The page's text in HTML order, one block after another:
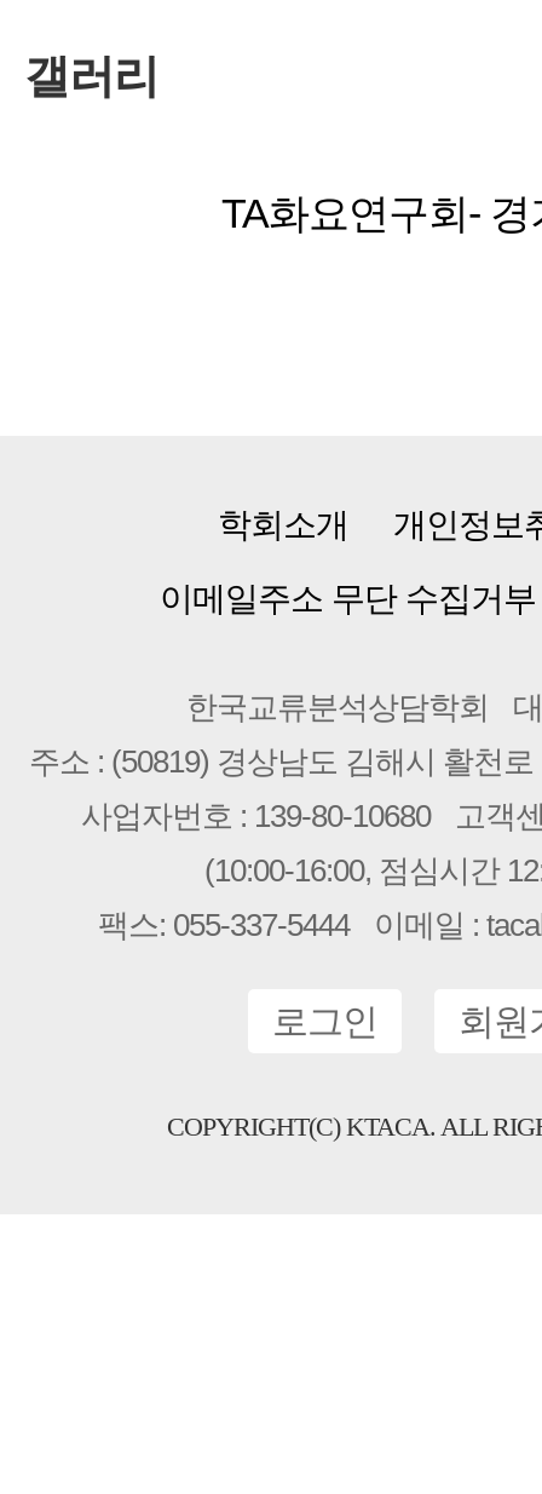
갤러리
TA화요연구회-
학회소개
개인정보
이메일주소 무단 수집거부
한국교류분석상담학회
주소 : (50819) 경상남도 김해시 활천
사업자번호 : 139-80-10680
고객
(10:00-16:00, 점심시간
팩스: 055-337-5444
이메일 :
로그인 회원
COPYRIGHT(C) KTACA. ALL